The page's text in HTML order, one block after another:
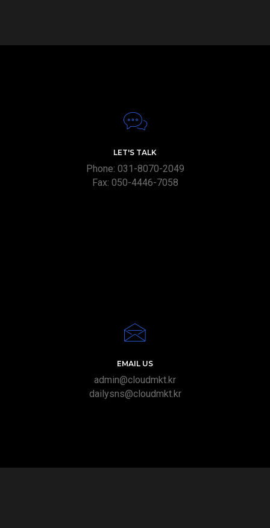
LET'S TALK
Phone: 031-8070-2049
Fax: 050-4446-7058
EMAIL US
admin@cloudmkt.kr
dailysns@cloudmkt.kr